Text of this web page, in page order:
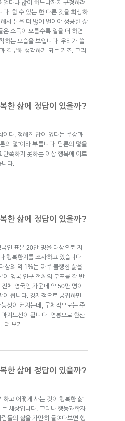
얼마나 많이 하느냐까지 규정하려
다. 할 수 있는 한 다른 것을 희생하
서 돈을 더 많이 벌어야 성공한 삶
은 소득이 오를수록 일을 더 하면
하는 모습을 보입니다. 우리가 쓸
결부해 생각하게 되는 거죠. 그리
한 삶에 정답이 있을까?
이다, 정해진 답이 있다는 주장과
의 덫"이라 부릅니다. 담론의 덫을
만족하지 못하는 이상 행복에 이르
다.
한 삶에 정답이 있을까?
인 표본 20만 명을 대상으로 지
행복한지를 조사하고 있습니다.
상의 약 1%는 아주 불행한 삶을
이 영국 인구 전체의 분포를 잘 반
체 영국인 가운데 약 50만 명이
이 됩니다. 경제적으로 궁핍하면
성이 커지는데, 구체적으로는 주
지노선이 됩니다. 연봉으로 환산
더 보기
한 삶에 정답이 있을까?
하고 어떻게 사는 것이 행복한 삶
세상입니다. 그러나 행동과학자
들의 삶을 가만히 들여다보면 행